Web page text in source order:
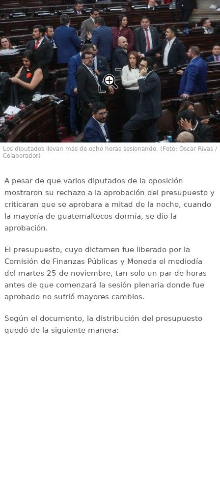
Los diputados llevan más de ocho horas sesionando. (Foto: Óscar Rivas /
Colaborador)
A pesar de que varios diputados de la oposición
mostraron su rechazo a la aprobación del presupuesto y
criticaran que se aprobara a mitad de la noche, cuando
la mayoría de guatemaltecos dormía, se dio la
aprobación.
El presupuesto, cuyo dictamen fue liberado por la
Comisión de Finanzas Públicas y Moneda el mediodía
del martes 25 de noviembre, tan solo un par de horas
antes de que comenzará la sesión plenaria donde fue
aprobado no sufrió mayores cambios.
Según el documento, la distribución del presupuesto
quedó de la siguiente manera: